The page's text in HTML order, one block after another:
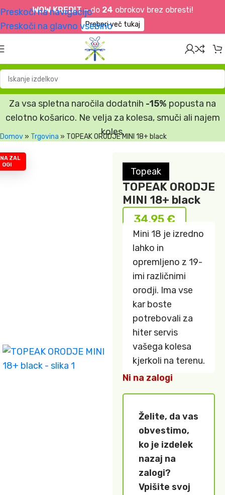
WOW KREDIT –do 24 obrokov brez obresti!
Preberi več tukaj
Preskoči na navigacijo
Preskoči na glavno vsebino
Za vsa spletna naročila dodatnih -15% popusta na
celotno košarico. Ne velja za kolesa, smuči ali najem
koles.
Domov » Trgovina » TOPEAK ORODJE MINI 18+ black
ZAL
OGI
Topeak
TOPEAK ORODJE
MINI 18+ black
34,95€
Mini 18 je izredno
lahko in
opremljeno z 19-
imi različnimi
orodji. Ima vse
kar boste
potrebovali za
hiter servis
vašega kolesa
kjerkoli na terenu.
Ni na zalogi
Želite, da vas
obvestimo,
ko je izdelek
nazaj na
zalogi?
Vpišite svoj